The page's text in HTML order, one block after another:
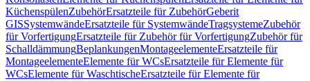
KüchenspülenZubehörErsatzteile für ZubehörGeberit
GISSystemwändeErsatzteile für SystemwändeTragsystemeZubehör
für VorfertigungErsatzteile für Zubehör für VorfertigungZubehör für
SchalldämmungBeplankungenMontageelementeErsatzteile für
MontageelementeElemente für WCsErsatzteile für Elemente für
WCsElemente für WaschtischeErsatzteile für Elemente für